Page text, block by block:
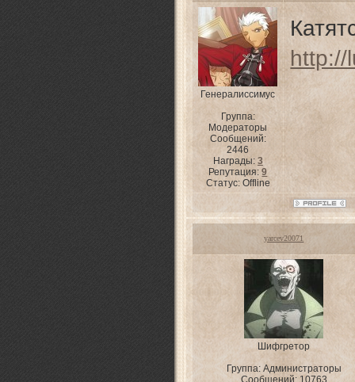
Генералиссимус
Группа:
Модераторы
Сообщений:
2446
Награды: 3
Репутация:9
Статус: Offline
http://
yarcev20071
Шифгретор
Группа: Администраторы
Сообщений: 10763